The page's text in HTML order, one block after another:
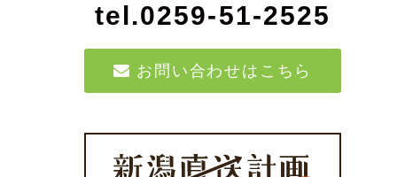
tel.0259-51-2525
お問い合わせはこちら